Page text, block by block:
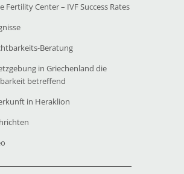
Fertility Center – IVF Success Rates
Beratung
in Griechenland die
betreffend
in Heraklion